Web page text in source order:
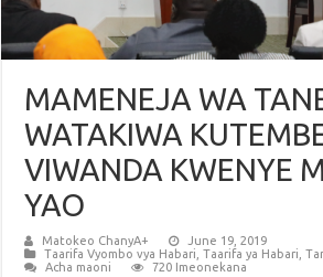
MAMENEJA WA
WATAKIWA
VIWANDA KWENYE
YAO
Matokeo ChanyA+
June 19, 2019
Taarifa Vyombo vya Habari ,Taarifa ya Habari ,
Acha maoni
720 Imeonekana